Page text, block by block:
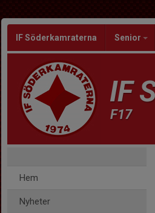
IF Söderkamraterna Senior
IF
F17
Hem
Nyheter